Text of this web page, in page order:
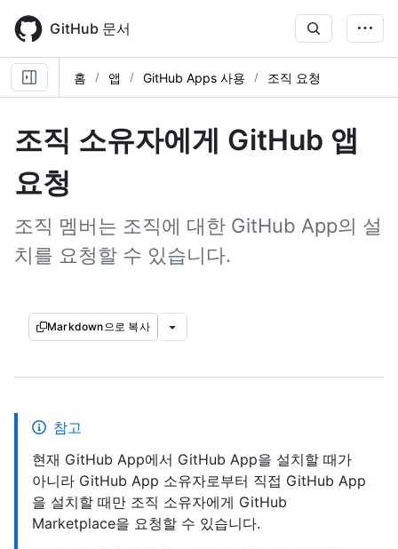
main
content
GitHub 문서
홈 앱 GitHub Apps 사용 조직 요청
조직 소유자에게 GitHub 앱
요청
조직 멤버는 조직에 대한 GitHub App의 설
치를 요청할 수 있습니다.
Markdown으로 복사
참고
현재 GitHub App에서 GitHub App을 설치할 때가
아니라 GitHub App 소유자로부터 직접 GitHub App
을 설치할 때만 조직 소유자에게 GitHub
Marketplace을 요청할 수 있습니다.